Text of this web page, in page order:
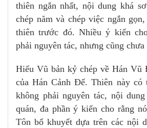
thiên ngắn nhất, nội dung khá
chép năm và chép việc ngắn
thiên trước đó. Nhiều ý kiến
phải nguyên tác, nhưng cũng
Hiếu Vũ bản kỷ chép về Hán Vũ
của Hán Cảnh Đế. Thiên này có
không phải nguyên tác, nội
quán, đa phần ý kiến cho rằng
Tôn bổ khuyết dựa trên các nội